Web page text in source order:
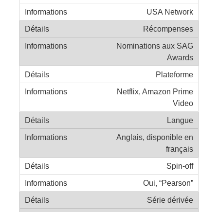
USA Network
Récompenses
Nominations aux SAG
Awards
Plateforme
Netflix, Amazon Prime
Video
Langue
Anglais, disponible en
français
Spin-off
Oui, “Pearson”
Série dérivée